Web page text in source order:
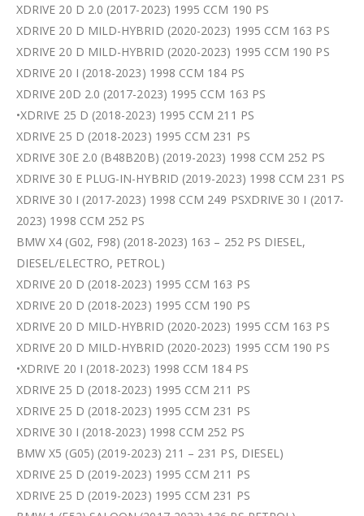
XDRIVE 20 D 2.0 (2017-2023) 1995 CCM 190 PS
XDRIVE 20 D MILD-HYBRID (2020-2023) 1995 CCM 163 PS
XDRIVE 20 D MILD-HYBRID (2020-2023) 1995 CCM 190 PS
XDRIVE 20 I (2018-2023) 1998 CCM 184 PS
XDRIVE 20D 2.0 (2017-2023) 1995 CCM 163 PS
•XDRIVE 25 D (2018-2023) 1995 CCM 211 PS
XDRIVE 25 D (2018-2023) 1995 CCM 231 PS
XDRIVE 30E 2.0 (B48B20B) (2019-2023) 1998 CCM 252 PS
XDRIVE 30 E PLUG-IN-HYBRID (2019-2023) 1998 CCM 231 PS
XDRIVE 30 I (2017-2023) 1998 CCM 249 PSXDRIVE 30 I (2017-
2023) 1998 CCM 252 PS
BMW X4 (G02, F98) (2018-2023) 163 – 252 PS DIESEL,
DIESEL/ELECTRO, PETROL)
XDRIVE 20 D (2018-2023) 1995 CCM 163 PS
XDRIVE 20 D (2018-2023) 1995 CCM 190 PS
XDRIVE 20 D MILD-HYBRID (2020-2023) 1995 CCM 163 PS
XDRIVE 20 D MILD-HYBRID (2020-2023) 1995 CCM 190 PS
•XDRIVE 20 I (2018-2023) 1998 CCM 184 PS
XDRIVE 25 D (2018-2023) 1995 CCM 211 PS
XDRIVE 25 D (2018-2023) 1995 CCM 231 PS
XDRIVE 30 I (2018-2023) 1998 CCM 252 PS
BMW X5 (G05) (2019-2023) 211 – 231 PS, DIESEL)
XDRIVE 25 D (2019-2023) 1995 CCM 211 PS
XDRIVE 25 D (2019-2023) 1995 CCM 231 PS